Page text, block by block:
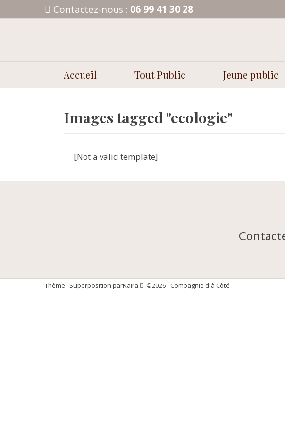
au
Contactez-nous : 06 99 41 30 28
Accueil Tout Public Jeune public
Images tagged "ecologie"
[Not a valid template]
Thème : Superposition parKaira. ©2026 - Compagnie d'à Côté